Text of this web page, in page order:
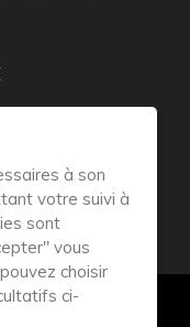
– Tous droits
à son
votre suivi à
sont
vous
choisir
ci-